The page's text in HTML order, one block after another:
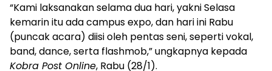
“Kami laksanakan selama dua hari, yakni Selasa
kemarin itu ada campus expo, dan hari ini Rabu
(puncak acara) diisi oleh pentas seni, seperti vokal,
band, dance, serta flashmob,” ungkapnya kepada
Kobra Post Online, Rabu (28/1).